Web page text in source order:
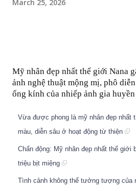
March 25, 2026
Mỹ nhân đẹp nhất thế giới Nana
ảnh nghệ thuật mộng mị, phô
ống kính của nhiếp ảnh gia
Vừa được phong là mỹ nhân đẹp nhất
màu, diễn sâu ở hoạt động từ thiện
Chấn động: Mỹ nhân đẹp nhất thế giới
triệu bịt miệng
Tình cảnh không thể tưởng tượng của